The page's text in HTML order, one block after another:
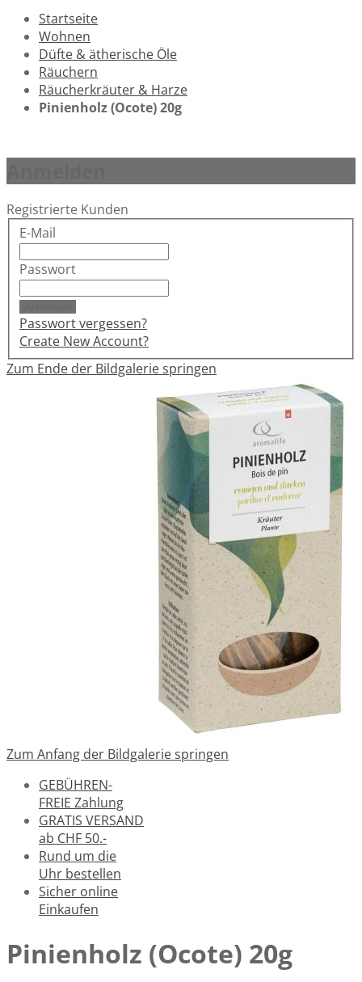
Startseite
Wohnen
Düfte & ätherische Öle
Räuchern
Räucherkräuter & Harze
Pinienholz (Ocote) 20g
Registrierte Kunden
E-Mail
Passwort
Passwort vergessen?
Create New Account?
Zum Ende der Bildgalerie springen
Zum Anfang der Bildgalerie springen
GEBÜHREN-
FREIE Zahlung
GRATIS VERSAND
ab CHF 50.-
Rund um die
Uhr bestellen
Sicher online
Einkaufen
Pinienholz (Ocote) 20g